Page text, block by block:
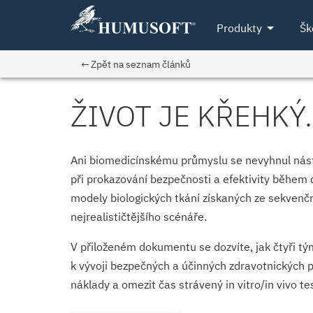
Produktyarrow_drop_down
← Zpět na seznam článků
ŽIVOT JE
Ani biomedicínskému průmyslu se nevyhnul
při prokazování bezpečnosti a efektivity
modely biologických tkání získaných ze
nejrealističtějšího scénáře.
V přiloženém dokumentu se dozvíte, jak čtyři
k vývoji bezpečných a účinných
náklady a omezit čas strávený in vitro/in vivo